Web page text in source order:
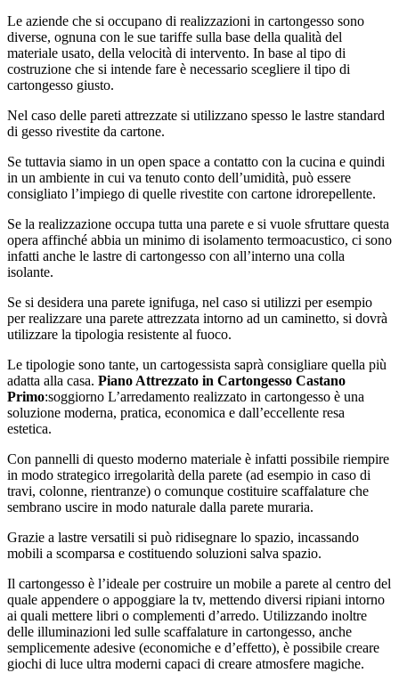
Le aziende che si occupano di realizzazioni in cartongesso sono
diverse, ognuna con le sue tariffe sulla base della qualità del
materiale usato, della velocità di intervento. In base al tipo di
costruzione che si intende fare è necessario scegliere il tipo di
cartongesso giusto.
Nel caso delle pareti attrezzate si utilizzano spesso le lastre standard
di gesso rivestite da cartone.
Se tuttavia siamo in un open space a contatto con la cucina e quindi
in un ambiente in cui va tenuto conto dell’umidità, può essere
consigliato l’impiego di quelle rivestite con cartone idrorepellente.
Se la realizzazione occupa tutta una parete e si vuole sfruttare questa
opera affinché abbia un minimo di isolamento termoacustico, ci sono
infatti anche le lastre di cartongesso con all’interno una colla
isolante.
Se si desidera una parete ignifuga, nel caso si utilizzi per esempio
per realizzare una parete attrezzata intorno ad un caminetto, si dovrà
utilizzare la tipologia resistente al fuoco.
Le tipologie sono tante, un cartogessista saprà consigliare quella più
adatta alla casa. Piano Attrezzato in Cartongesso Castano
Primo:soggiorno L’arredamento realizzato in cartongesso è una
soluzione moderna, pratica, economica e dall’eccellente resa
estetica.
Con pannelli di questo moderno materiale è infatti possibile riempire
in modo strategico irregolarità della parete (ad esempio in caso di
travi, colonne, rientranze) o comunque costituire scaffalature che
sembrano uscire in modo naturale dalla parete muraria.
Grazie a lastre versatili si può ridisegnare lo spazio, incassando
mobili a scomparsa e costituendo soluzioni salva spazio.
Il cartongesso è l’ideale per costruire un mobile a parete al centro del
quale appendere o appoggiare la tv, mettendo diversi ripiani intorno
ai quali mettere libri o complementi d’arredo. Utilizzando inoltre
delle illuminazioni led sulle scaffalature in cartongesso, anche
semplicemente adesive (economiche e d’effetto), è possibile creare
giochi di luce ultra moderni capaci di creare atmosfere magiche.